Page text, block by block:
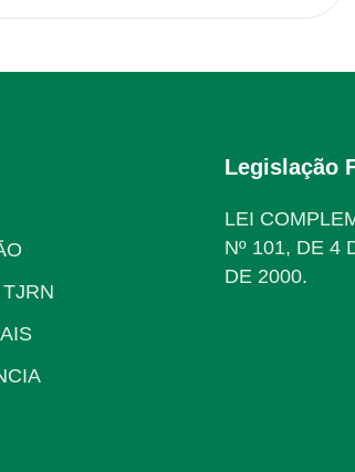
Legislação
LEI
Nº 101, DE 4
DE 2000.